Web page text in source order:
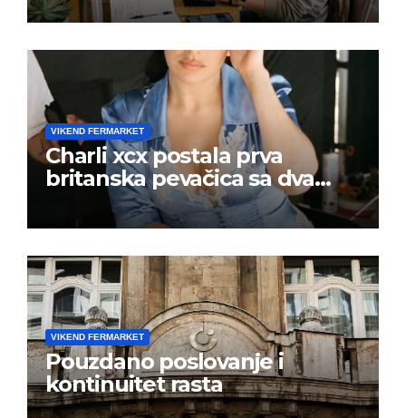
VIKEND FERMARKET
Charli xcx postala prva
britanska pevačica sa dva
albuma na prvom mestu u
istoj kalendarskoj godini
VIKEND FERMARKET
Pouzdano poslovanje i
kontinuitet rasta